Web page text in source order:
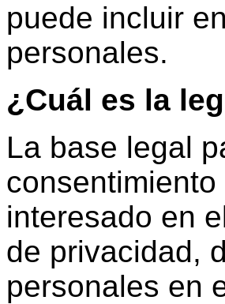
puede incluir
personales.
¿Cuál es la
La base legal
interesado en
de privacidad,
personales en